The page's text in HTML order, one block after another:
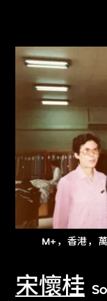
M+，香港，
宋懷桂
进一步筛
关于M+藏
文化藏品。